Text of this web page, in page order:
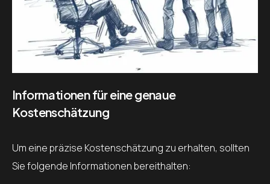
Informationen für eine genaue
Kostenschätzung
Um eine präzise Kostenschätzung zu erhalten, sollten
Sie folgende Informationen bereithalten: